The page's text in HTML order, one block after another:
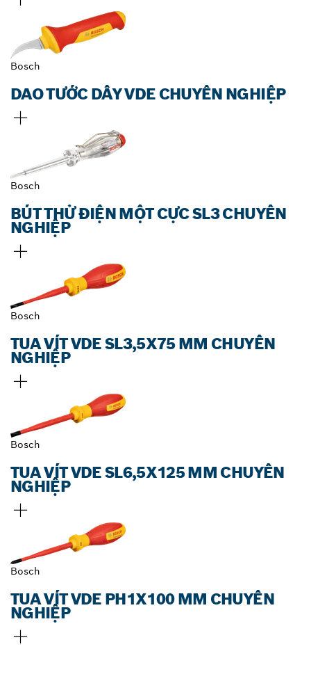
Bosch
DAO TƯỚC DÂY VDE CHUYÊN NGHIỆP
Bosch
BÚT THỬ ĐIỆN MỘT CỰC SL3 CHUYÊN
NGHIỆP
Bosch
TUA VÍT VDE SL3,5X75 MM CHUYÊN
NGHIỆP
Bosch
TUA VÍT VDE SL6,5X125 MM CHUYÊN
NGHIỆP
Bosch
TUA VÍT VDE PH1X100 MM CHUYÊN
NGHIỆP